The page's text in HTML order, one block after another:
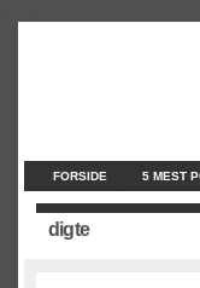
FORSIDE 5 MEST
digte